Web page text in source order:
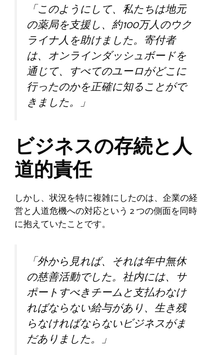
「このようにして、私たちは地元
の薬局を支援し、約100万人のウク
ライナ人を助けました。寄付者
は、オンラインダッシュボードを
通じて、すべてのユーロがどこに
行ったのかを正確に知ることがで
きました。」
ビジネスの存続と人
道的責任
しかし、状況を特に複雑にしたのは、企業の経
営と人道危機への対応という 2 つの側面を同時
に抱えていたことです。
「外から見れば、それは年中無休
の慈善活動でした。社内には、サ
ポートすべきチームと支払わなけ
ればならない給与があり、生き残
らなければならないビジネスがま
だありました。」